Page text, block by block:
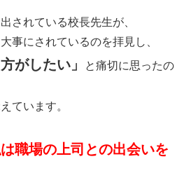
されている校長先生が、
事にされているのを拝見し、
がしたい」
と痛切に思ったの
ています。
職場の上司との出会いを